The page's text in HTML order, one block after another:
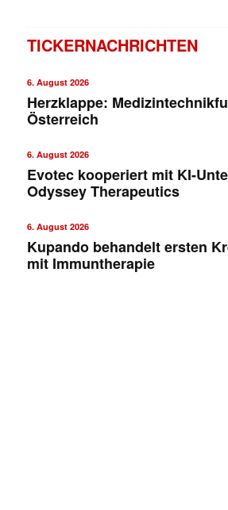
TICKERNACHRICHTEN
6. August 2026
Herzklappe:
Österreich
6. August 2026
Evotec kooperiert mit KI-
Odyssey Therapeutics
6. August 2026
Kupando behandelt ersten
mit Immuntherapie